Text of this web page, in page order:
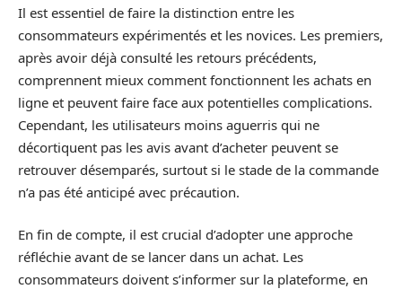
Il est essentiel de faire la distinction entre les
consommateurs expérimentés et les novices. Les premiers,
après avoir déjà consulté les retours précédents,
comprennent mieux comment fonctionnent les achats en
ligne et peuvent faire face aux potentielles complications.
Cependant, les utilisateurs moins aguerris qui ne
décortiquent pas les avis avant d’acheter peuvent se
retrouver désemparés, surtout si le stade de la commande
n’a pas été anticipé avec précaution.
En fin de compte, il est crucial d’adopter une approche
réfléchie avant de se lancer dans un achat. Les
consommateurs doivent s’informer sur la plateforme, en